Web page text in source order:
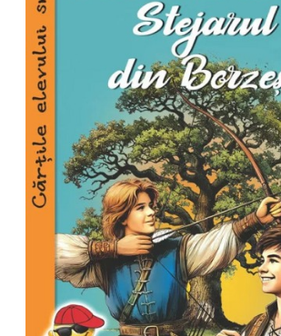
Resurse umane
Vanzari si marketing
Carte scolara
Atlase, dictionare si enciclopedii
Carte prescolara
Carte scolara
Dictionare de limba romana
Ghiduri de conversatie
Invatamant gimnazial
Invatamant primar
Invatarea limbilor straine
Povesti si povestiri